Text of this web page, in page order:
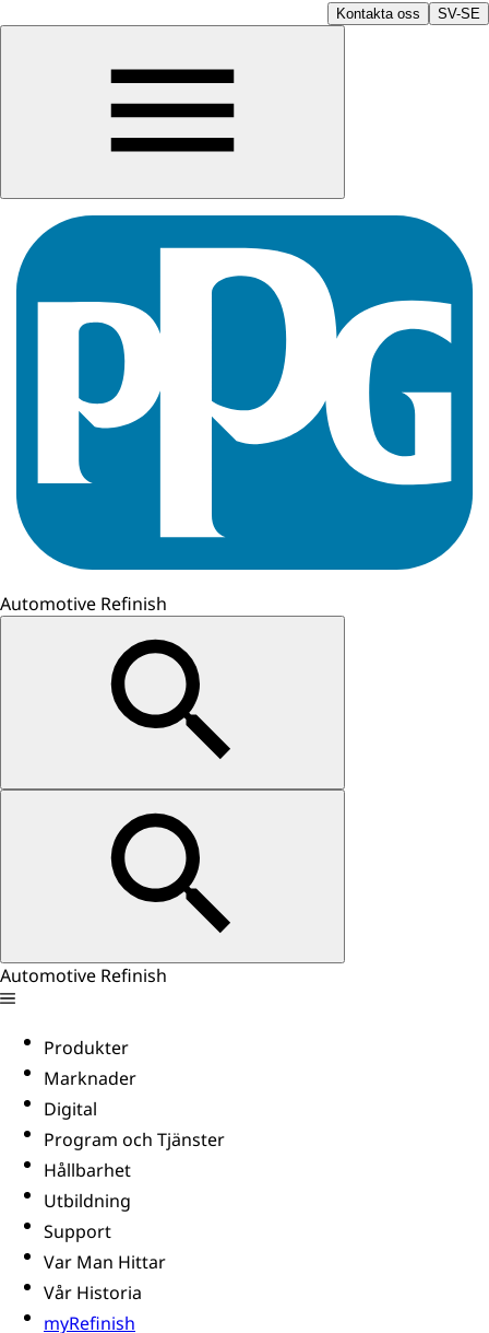
Kontakta oss SV-SE
Automotive Refinish
Automotive Refinish
Produkter
Marknader
Digital
Program och Tjänster
Hållbarhet
Utbildning
Support
Var Man Hittar
Vår Historia
myRefinish